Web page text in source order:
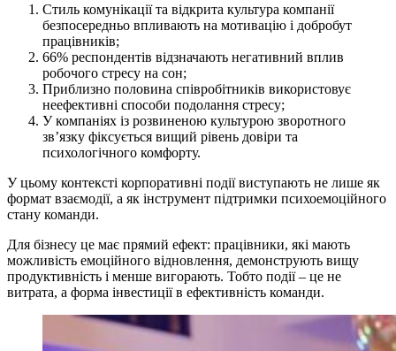
Стиль комунікації та відкрита культура компанії
безпосередньо впливають на мотивацію і добробут
працівників;
66% респондентів відзначають негативний вплив
робочого стресу на сон;
Приблизно половина співробітників використовує
неефективні способи подолання стресу;
У компаніях із розвиненою культурою зворотного
зв’язку фіксується вищий рівень довіри та
психологічного комфорту.
У цьому контексті корпоративні події виступають не лише як
формат взаємодії, а як інструмент підтримки психоемоційного
стану команди.
Для бізнесу це має прямий ефект: працівники, які мають
можливість емоційного відновлення, демонструють вищу
продуктивність і менше вигорають. Тобто події – це не
витрата, а форма інвестиції в ефективність команди.